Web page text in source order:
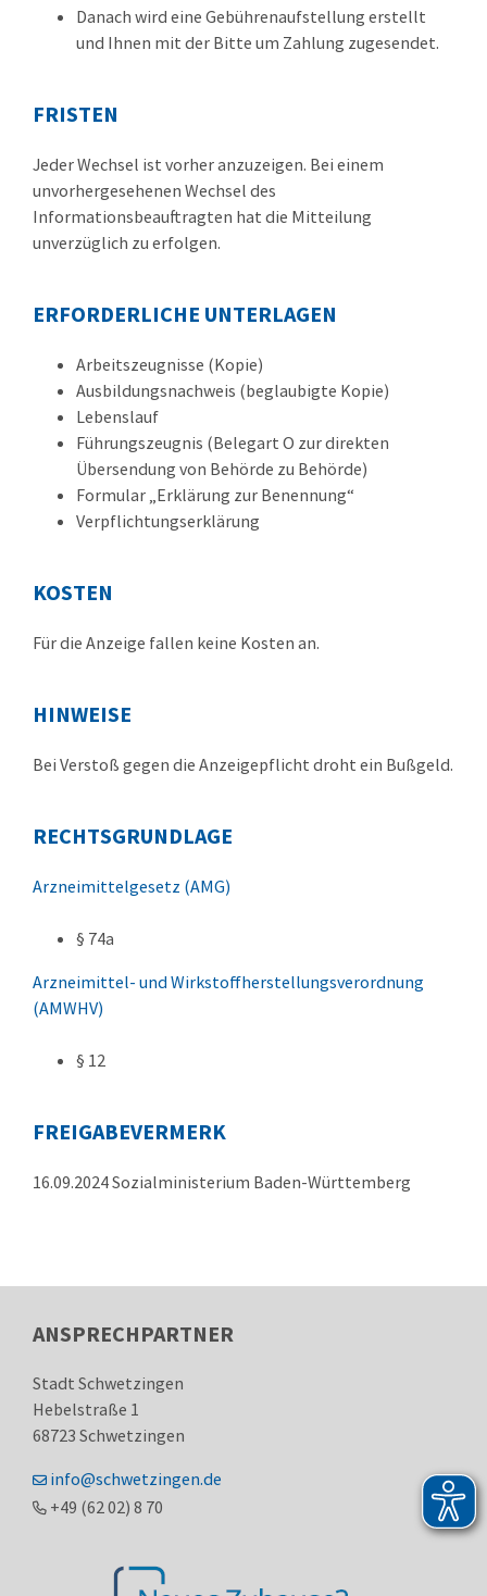
Danach wird eine Gebührenaufstellung erstellt
und Ihnen mit der Bitte um Zahlung zugesendet.
FRISTEN
Jeder Wechsel ist vorher anzuzeigen. Bei einem
unvorhergesehenen Wechsel des
Informationsbeauftragten hat die Mitteilung
unverzüglich zu erfolgen.
ERFORDERLICHE UNTERLAGEN
Arbeitszeugnisse (Kopie)
Ausbildungsnachweis (beglaubigte Kopie)
Lebenslauf
Führungszeugnis (Belegart O zur direkten
Übersendung von Behörde zu Behörde)
Formular „Erklärung zur Benennung“
Verpflichtungserklärung
KOSTEN
Für die Anzeige fallen keine Kosten an.
HINWEISE
Bei Verstoß gegen die Anzeigepflicht droht ein Bußgeld.
RECHTSGRUNDLAGE
Arzneimittelgesetz (AMG)
§ 74a
Arzneimittel- und Wirkstoffherstellungsverordnung
(AMWHV)
§ 12
FREIGABEVERMERK
16.09.2024 Sozialministerium Baden-Württemberg
ANSPRECHPARTNER
Stadt Schwetzingen
Hebelstraße 1
68723 Schwetzingen
info@schwetzingen.de
+49 (6202) 8 70